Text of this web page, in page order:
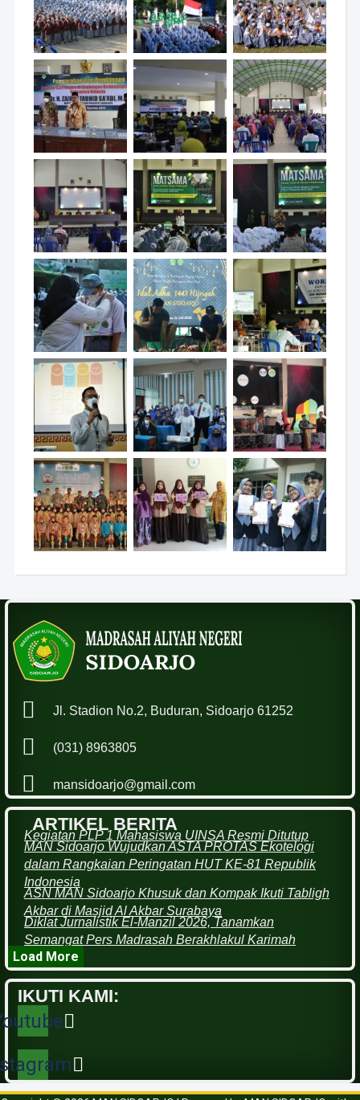
Jl. Stadion No.2, Buduran, Sidoarjo 61252
(031) 8963805
mansidoarjo@gmail.com
ARTIKEL BERITA
Kegiatan PLP 1 Mahasiswa UINSA Resmi Ditutup
MAN Sidoarjo Wujudkan ASTA PROTAS Ekotelogi
dalam Rangkaian Peringatan HUT KE-81 Republik
Indonesia
ASN MAN Sidoarjo Khusuk dan Kompak Ikuti Tabligh
Akbar di Masjid Al Akbar Surabaya
Diklat Jurnalistik El-Manzil 2026, Tanamkan
Semangat Pers Madrasah Berakhlakul Karimah
Load More
IKUTI KAMI: